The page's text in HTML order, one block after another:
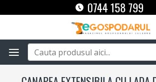
0744 158 799